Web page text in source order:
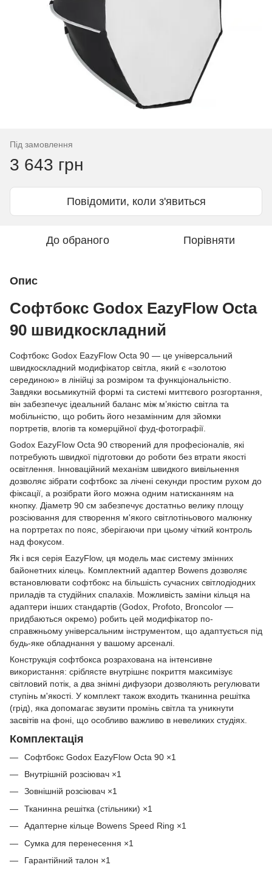
Під замовлення
3 643 грн
Повідомити, коли з'явиться
До обраного Порівняти
Опис
Софтбокс Godox EazyFlow Octa
90 швидкоскладний
Софтбокс Godox EazyFlow Octa 90 — це універсальний
швидкоскладний модифікатор світла, який є «золотою
серединою» в лінійці за розміром та функціональністю.
Завдяки восьмикутній формі та системі миттєвого розгортання,
він забезпечує ідеальний баланс між м’якістю світла та
мобільністю, що робить його незамінним для зйомки
портретів, влогів та комерційної фуд-фотографії.
Godox EazyFlow Octa 90 створений для професіоналів, які
потребують швидкої підготовки до роботи без втрати якості
освітлення. Інноваційний механізм швидкого вивільнення
дозволяє зібрати софтбокс за лічені секунди простим рухом до
фіксації, а розібрати його можна одним натисканням на
кнопку. Діаметр 90 см забезпечує достатньо велику площу
розсіювання для створення м'якого світлотіньового малюнку
на портретах по пояс, зберігаючи при цьому чіткий контроль
над фокусом.
Як і вся серія EazyFlow, ця модель має систему змінних
байонетних кілець. Комплектний адаптер Bowens дозволяє
встановлювати софтбокс на більшість сучасних світлодіодних
приладів та студійних спалахів. Можливість заміни кільця на
адаптери інших стандартів (Godox, Profoto, Broncolor —
придбаються окремо) робить цей модифікатор по-
справжньому універсальним інструментом, що адаптується під
будь-яке обладнання у вашому арсеналі.
Конструкція софтбокса розрахована на інтенсивне
використання: сріблясте внутрішнє покриття максимізує
світловий потік, а два знімні дифузори дозволяють регулювати
ступінь м'якості. У комплект також входить тканинна решітка
(грід), яка допомагає звузити промінь світла та уникнути
засвітів на фоні, що особливо важливо в невеликих студіях.
Комплектація
Софтбокс Godox EazyFlow Octa 90 ×1
Внутрішній розсіювач ×1
Зовнішній розсіювач ×1
Тканинна решітка (стільники) ×1
Адаптерне кільце Bowens Speed Ring ×1
Сумка для перенесення ×1
Гарантійний талон ×1